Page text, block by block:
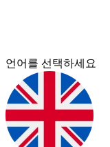
언어를 선택하세요